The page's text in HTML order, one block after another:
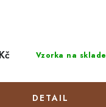
Vzorka na sklade
DETAIL